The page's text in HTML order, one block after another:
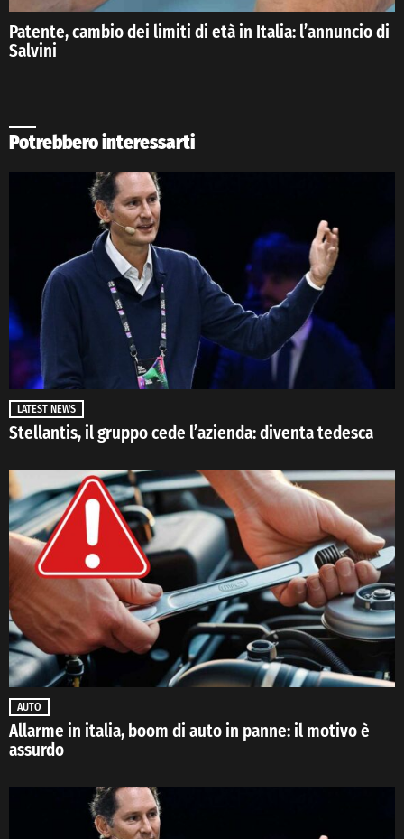
Patente, cambio dei limiti di età in Italia: l’annuncio di
Salvini
Potrebbero interessarti
LATEST NEWS
Stellantis, il gruppo cede l’azienda: diventa tedesca
AUTO
Allarme in italia, boom di auto in panne: il motivo è
assurdo